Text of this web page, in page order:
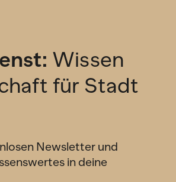
Wissen
für Stadt
Newsletter und
in deine